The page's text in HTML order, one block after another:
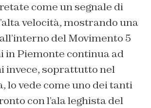
come un segnale di
velocità, mostrando una
del Movimento 5
in Piemonte continua ad
invece, soprattutto nel
lo vede come uno dei tanti
con l’ala leghista del